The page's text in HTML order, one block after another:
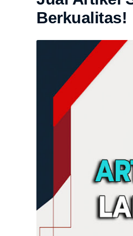
Berkualitas!